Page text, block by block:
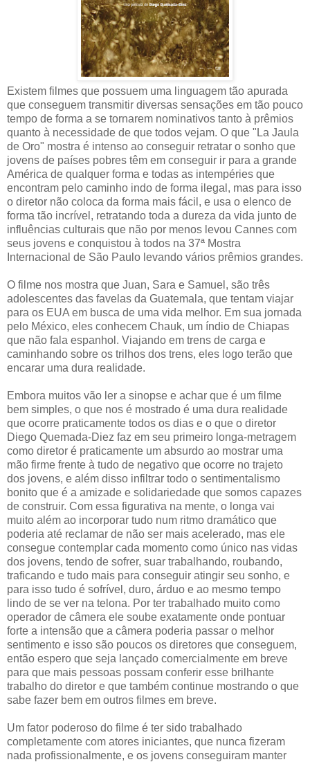
Existem filmes que possuem uma linguagem tão apurada
que conseguem transmitir diversas sensações em tão pouco
tempo de forma a se tornarem nominativos tanto à prêmios
quanto à necessidade de que todos vejam. O que "La Jaula
de Oro" mostra é intenso ao conseguir retratar o sonho que
jovens de países pobres têm em conseguir ir para a grande
América de qualquer forma e todas as intempéries que
encontram pelo caminho indo de forma ilegal, mas para isso
o diretor não coloca da forma mais fácil, e usa o elenco de
forma tão incrível, retratando toda a dureza da vida junto de
influências culturais que não por menos levou Cannes com
seus jovens e conquistou à todos na 37ª Mostra
Internacional de São Paulo levando vários prêmios grandes.
O filme nos mostra que Juan, Sara e Samuel, são três
adolescentes das favelas da Guatemala, que tentam viajar
para os EUA em busca de uma vida melhor. Em sua jornada
pelo México, eles conhecem Chauk, um índio de Chiapas
que não fala espanhol. Viajando em trens de carga e
caminhando sobre os trilhos dos trens, eles logo terão que
encarar uma dura realidade.
Embora muitos vão ler a sinopse e achar que é um filme
bem simples, o que nos é mostrado é uma dura realidade
que ocorre praticamente todos os dias e o que o diretor
Diego Quemada-Diez faz em seu primeiro longa-metragem
como diretor é praticamente um absurdo ao mostrar uma
mão firme frente à tudo de negativo que ocorre no trajeto
dos jovens, e além disso infiltrar todo o sentimentalismo
bonito que é a amizade e solidariedade que somos capazes
de construir. Com essa figurativa na mente, o longa vai
muito além ao incorporar tudo num ritmo dramático que
poderia até reclamar de não ser mais acelerado, mas ele
consegue contemplar cada momento como único nas vidas
dos jovens, tendo de sofrer, suar trabalhando, roubando,
traficando e tudo mais para conseguir atingir seu sonho, e
para isso tudo é sofrível, duro, árduo e ao mesmo tempo
lindo de se ver na telona. Por ter trabalhado muito como
operador de câmera ele soube exatamente onde pontuar
forte a intensão que a câmera poderia passar o melhor
sentimento e isso são poucos os diretores que conseguem,
então espero que seja lançado comercialmente em breve
para que mais pessoas possam conferir esse brilhante
trabalho do diretor e que também continue mostrando o que
sabe fazer bem em outros filmes em breve.
Um fator poderoso do filme é ter sido trabalhado
completamente com atores iniciantes, que nunca fizeram
nada profissionalmente, e os jovens conseguiram manter